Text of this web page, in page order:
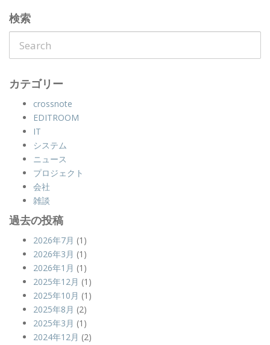
検索
カテゴリー
crossnote
EDITROOM
IT
システム
ニュース
プロジェクト
会社
雑談
過去の投稿
2026年7月 (1)
2026年3月 (1)
2026年1月 (1)
2025年12月 (1)
2025年10月 (1)
2025年8月 (2)
2025年3月 (1)
2024年12月 (2)